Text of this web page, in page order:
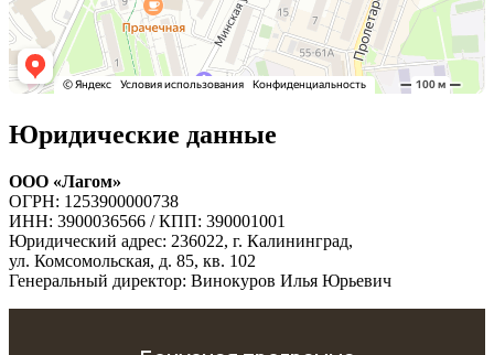
Юридические данные
ООО «Лагом»
ОГРН: 1253900000738
ИНН: 3900036566 / КПП: 390001001
Юридический адрес: 236022, г. Калининград,
ул. Комсомольская, д. 85, кв. 102
Генеральный директор: Винокуров Илья Юрьевич